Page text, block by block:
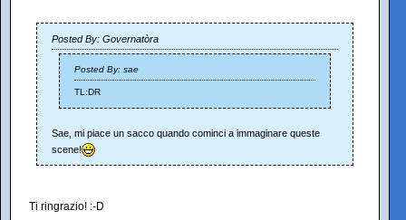
Posted By: Governatòra
Posted By: sae
TL:DR
Sae, mi piace un sacco quando cominci a immaginare queste
scene!
Ti ringrazio! :-D